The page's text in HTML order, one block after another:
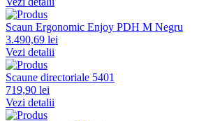
Scaun Ergonomic Enjoy PDH M Negru
3.490,69 lei
Vezi detalii
Scaune directoriale 5401
719,90 lei
Vezi detalii